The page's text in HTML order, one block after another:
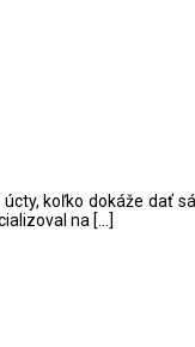
koľko dokáže dať
na […]